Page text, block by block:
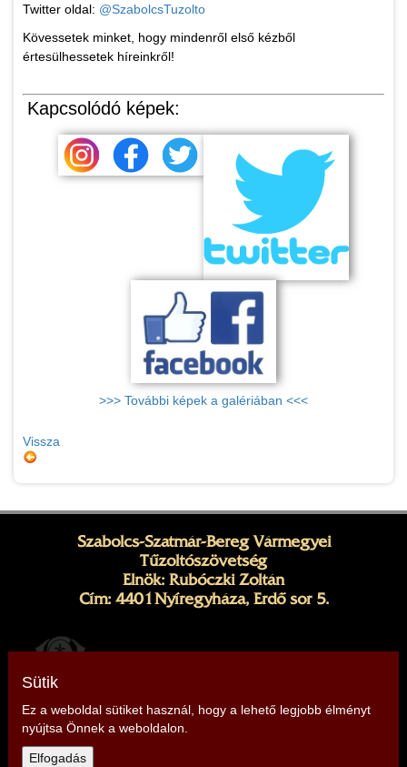
Twitter oldal: @SzabolcsTuzolto
Kövessetek minket, hogy mindenről első kézből
értesülhessetek híreinkről!
Kapcsolódó képek:
>>> További képek a galériában <<<
Vissza
Szabolcs-Szatmár-Bereg Vármegyei
Tűzoltószövetség
Elnök: Rubóczki Zoltán
Cím: 4401 Nyíregyháza, Erdő sor 5.
Telefon: +36703371813, +36205306881
Sütik
Ez a weboldal sütiket használ, hogy a lehető legjobb élményt
nyújtsa Önnek a weboldalon.
Elfogadás